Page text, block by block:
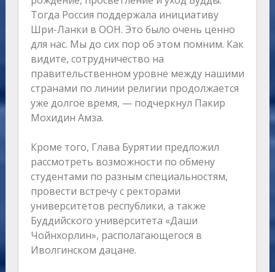
Тогда Россия поддержала инициативу
Шри-Ланки в ООН. Это было очень ценно
для нас. Мы до сих пор об этом помним. Как
видите, сотрудничество на
правительственном уровне между нашими
странами по линии религии продолжается
уже долгое время, — подчеркнул Пакир
Мохидин Амза.
Кроме того, Глава Бурятии предложил
рассмотреть возможности по обмену
студентами по разным специальностям,
провести встречу с ректорами
университетов республики, а также
Буддийского университета «Даши
Чойнхорлин», располагающегося в
Иволгинском дацане.